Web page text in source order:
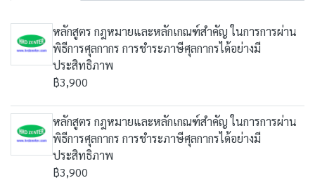
หลักสูตร กฎหมายและหลักเกณฑ์สำคัญ ในการการผ่าน
พิธีการศุลกากร การชำระภาษีศุลกากรได้อย่างมี
ประสิทธิภาพ
฿3,900
หลักสูตร กฎหมายและหลักเกณฑ์สำคัญ ในการการผ่าน
พิธีการศุลกากร การชำระภาษีศุลกากรได้อย่างมี
ประสิทธิภาพ
฿3,900